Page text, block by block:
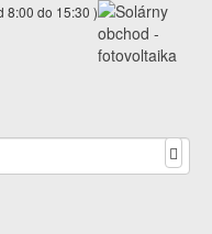
8:00 do 15:30 )